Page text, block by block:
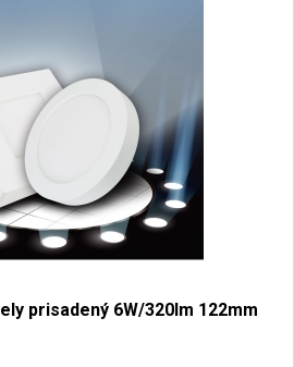
prisadený 6W/320lm 122mm